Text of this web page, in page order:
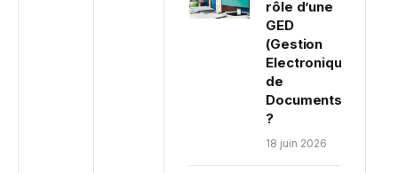
rôle d’une
GED
(Gestion
Electronique
de
Documents)
?
18 juin 2026